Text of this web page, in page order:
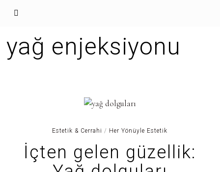
yağ enjeksiyonu
Estetik & Cerrahi / Her Yönüyle Estetik
İçten gelen güzellik: